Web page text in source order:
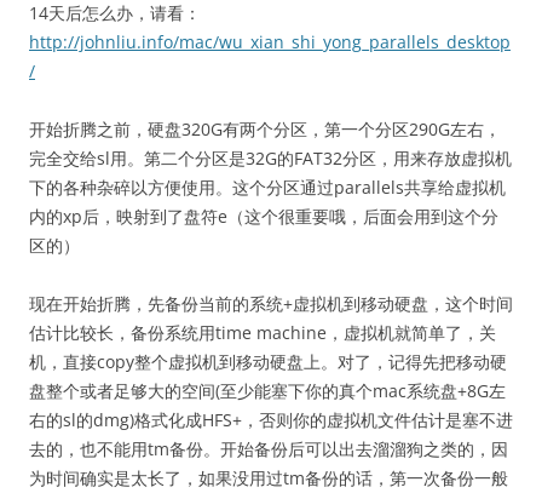
14天后怎么办，请看：
http://johnliu.info/mac/wu_xian_shi_yong_parallels_desktop
/
开始折腾之前，硬盘320G有两个分区，第一个分区290G左右，
完全交给sl用。第二个分区是32G的FAT32分区，用来存放虚拟机
下的各种杂碎以方便使用。这个分区通过parallels共享给虚拟机
内的xp后，映射到了盘符e（这个很重要哦，后面会用到这个分
区的）
现在开始折腾，先备份当前的系统+虚拟机到移动硬盘，这个时间
估计比较长，备份系统用time machine，虚拟机就简单了，关
机，直接copy整个虚拟机到移动硬盘上。对了，记得先把移动硬
盘整个或者足够大的空间(至少能塞下你的真个mac系统盘+8G左
右的sl的dmg)格式化成HFS+，否则你的虚拟机文件估计是塞不进
去的，也不能用tm备份。开始备份后可以出去溜溜狗之类的，因
为时间确实是太长了，如果没用过tm备份的话，第一次备份一般